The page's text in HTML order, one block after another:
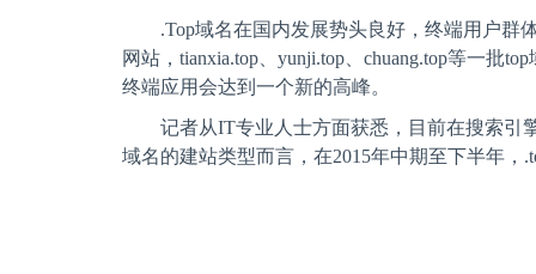
.Top域名在国内发展势头良好，终端用户群
网站， tianxia.top yunji.top chuang.top等一批top
终端应用会达到一个新的高峰。
记者从IT专业人士方面获悉，目前在搜索引
域名的建站类型而言，在2015年中期至下半年，